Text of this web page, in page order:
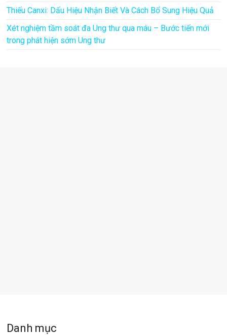
Thiếu Canxi: Dấu Hiệu Nhận Biết Và Cách Bổ Sung Hiệu Quả
Xét nghiệm tầm soát đa Ung thư qua máu – Bước tiến mới
trong phát hiện sớm Ung thư
Danh mục